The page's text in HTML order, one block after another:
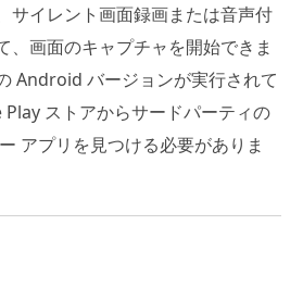
サイレント画面録画または音声付
、画面のキャプチャを開始できま
Android バージョンが実行されて
ストアからサードパーティの
アプリを見つける必要がありま